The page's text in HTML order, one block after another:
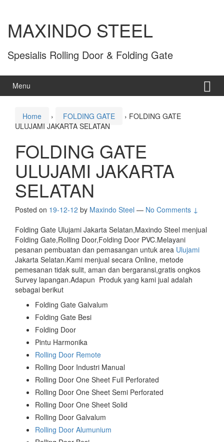
MAXINDO STEEL
Spesialis Rolling Door & Folding Gate
Menu
Home › FOLDING GATE › FOLDING GATE
ULUJAMI JAKARTA SELATAN
FOLDING GATE
ULUJAMI JAKARTA
SELATAN
Posted on 19-12-12 by Maxindo Steel — No Comments ↓
Folding Gate Ulujami Jakarta Selatan,Maxindo Steel menjual
Folding Gate,Rolling Door,Folding Door PVC.Melayani
pesanan pembuatan dan pemasangan untuk area Ulujami
Jakarta Selatan.Kami menjual secara Online, metode
pemesanan tidak sulit, aman dan bergaransi,gratis ongkos
Survey lapangan.Adapun Produk yang kami jual adalah
sebagai berikut
Folding Gate Galvalum
Folding Gate Besi
Folding Door
Pintu Harmonika
Rolling Door Remote
Rolling Door Industri Manual
Rolling Door One Sheet Full Perforated
Rolling Door One Sheet Semi Perforated
Rolling Door One Sheet Solid
Rolling Door Galvalum
Rolling Door Alumunium